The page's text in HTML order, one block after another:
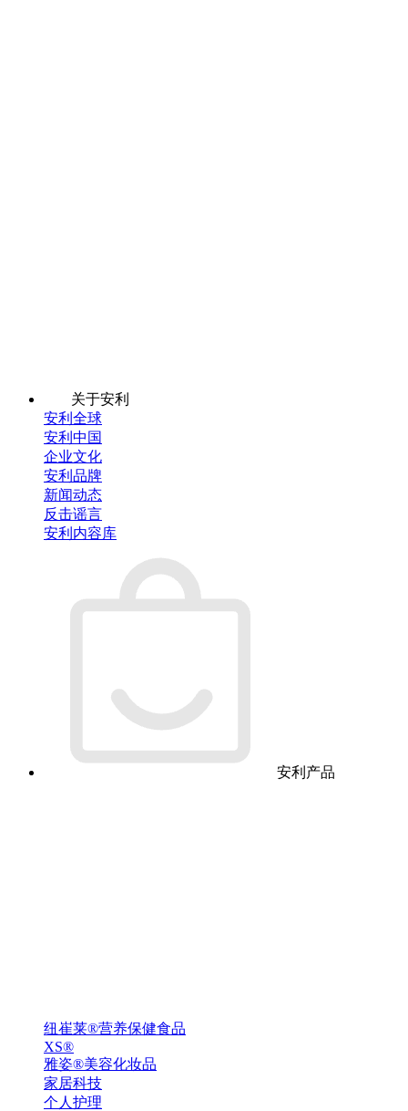
关于安利
安利全球
安利中国
企业文化
安利品牌
新闻动态
反击谣言
安利内容库
安利产品
纽崔莱®营养保健食品
XS®
雅姿®美容化妆品
家居科技
个人护理